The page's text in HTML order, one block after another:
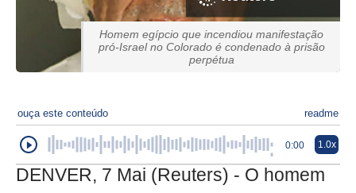
Homem egípcio que incendiou manifestação
pró-Israel no Colorado é condenado à prisão
perpétua
ouça este conteúdo readme
0:00 1.0x
DENVER, 7 Mai (Reuters) - O homem